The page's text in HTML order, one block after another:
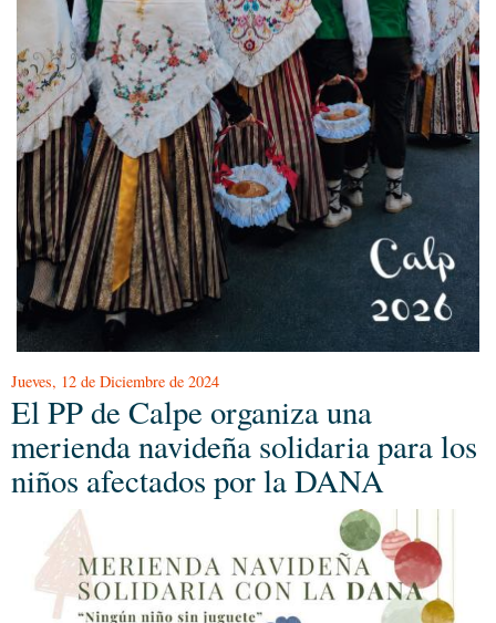
Jueves, 12 de Diciembre de 2024
El PP de Calpe organiza una
merienda navideña solidaria para los
niños afectados por la DANA